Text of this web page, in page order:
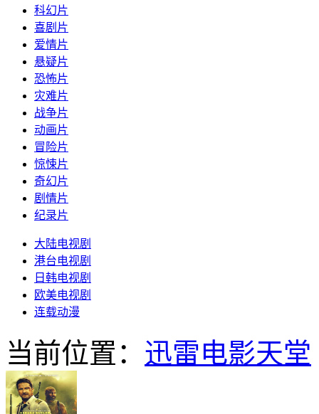
科幻片
喜剧片
爱情片
悬疑片
恐怖片
灾难片
战争片
动画片
冒险片
惊悚片
奇幻片
剧情片
纪录片
大陆电视剧
港台电视剧
日韩电视剧
欧美电视剧
连载动漫
当前位置： 迅雷电影天堂